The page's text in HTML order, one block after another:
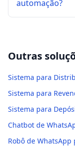
automação?
Outras
Sistema para
Sistema para
Sistema para
Chatbot de
Robô de